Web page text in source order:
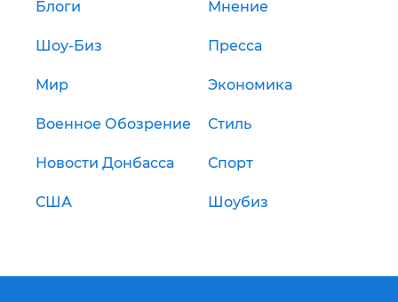
Блоги Мнение
Шоу-Биз Пресса
Мир Экономика
Военное Обозрение Стиль
Новости Донбасса Спорт
США Шоубиз